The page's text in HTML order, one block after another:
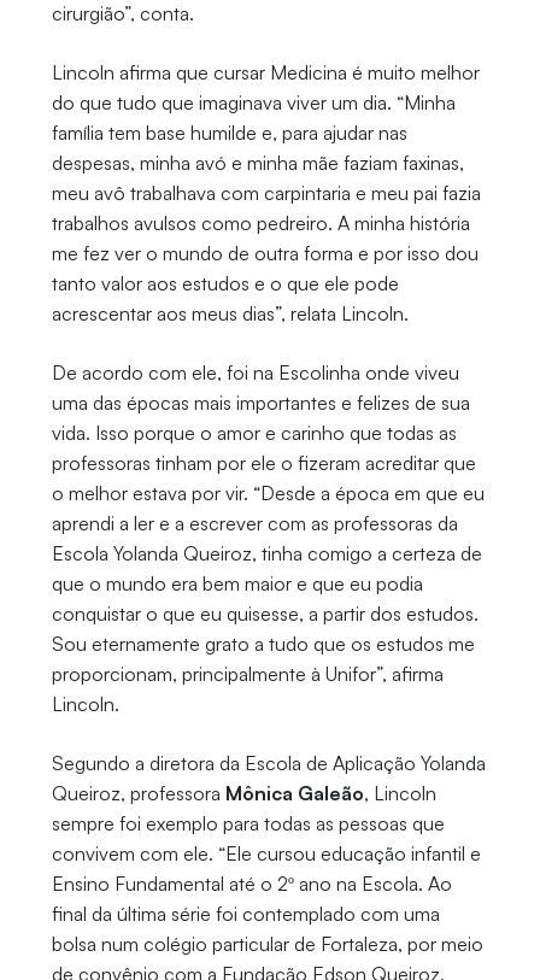
cirurgião”, conta.
Lincoln afirma que cursar Medicina é muito melhor
do que tudo que imaginava viver um dia. “Minha
família tem base humilde e, para ajudar nas
despesas, minha avó e minha mãe faziam faxinas,
meu avô trabalhava com carpintaria e meu pai fazia
trabalhos avulsos como pedreiro. A minha história
me fez ver o mundo de outra forma e por isso dou
tanto valor aos estudos e o que ele pode
acrescentar aos meus dias”, relata Lincoln.
De acordo com ele, foi na Escolinha onde viveu
uma das épocas mais importantes e felizes de sua
vida. Isso porque o amor e carinho que todas as
professoras tinham por ele o fizeram acreditar que
o melhor estava por vir. “Desde a época em que eu
aprendi a ler e a escrever com as professoras da
Escola Yolanda Queiroz, tinha comigo a certeza de
que o mundo era bem maior e que eu podia
conquistar o que eu quisesse, a partir dos estudos.
Sou eternamente grato a tudo que os estudos me
proporcionam, principalmente à Unifor”, afirma
Lincoln.
Segundo a diretora da Escola de Aplicação Yolanda
Queiroz, professora Mônica Galeão, Lincoln
sempre foi exemplo para todas as pessoas que
convivem com ele. “Ele cursou educação infantil e
Ensino Fundamental até o 2º ano na Escola. Ao
final da última série foi contemplado com uma
bolsa num colégio particular de Fortaleza, por meio
de convênio com a Fundação Edson Queiroz.